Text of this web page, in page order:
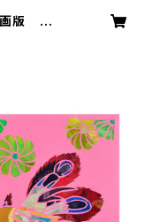
版 大)